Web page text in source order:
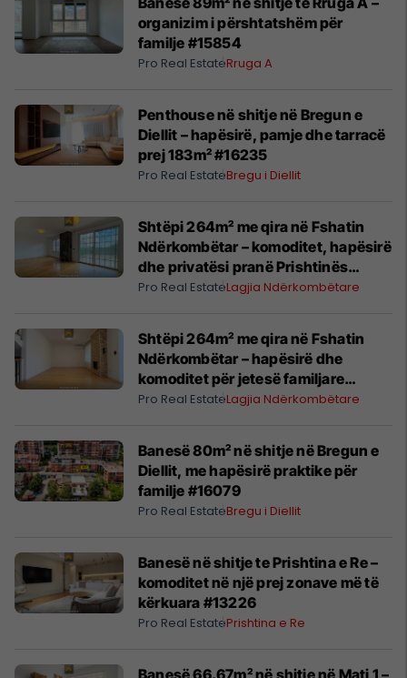
organizim i përshtatshëm për
familje #15854
Pro Real EstateRruga A
Penthouse në shitje në Bregun e
Diellit – hapësirë, pamje dhe tarracë
prej 183m² #16235
Pro Real EstateBregu i Diellit
Shtëpi 264m² me qira në Fshatin
Ndërkombëtar – komoditet, hapësirë
dhe privatësi pranë Prishtinës
#16340
Pro Real EstateLagjia Ndërkombëtare
Shtëpi 264m² me qira në Fshatin
Ndërkombëtar – hapësirë dhe
komoditet për jetesë familjare
#16341
Pro Real EstateLagjia Ndërkombëtare
Banesë 80m² në shitje në Bregun e
Diellit, me hapësirë praktike për
familje #16079
Pro Real EstateBregu i Diellit
Banesë në shitje te Prishtina e Re –
komoditet në një prej zonave më të
kërkuara #13226
Pro Real EstatePrishtina e Re
Banesë 66.67m² në shitje në Mati 1 –